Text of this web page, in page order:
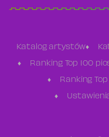
Katalog artystów
Ranking Top 100
Ranking